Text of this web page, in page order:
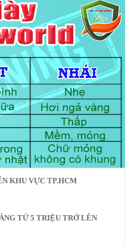
KHU VỰC TP.HCM
TỪ 5 TRIỆU TRỞ LÊN